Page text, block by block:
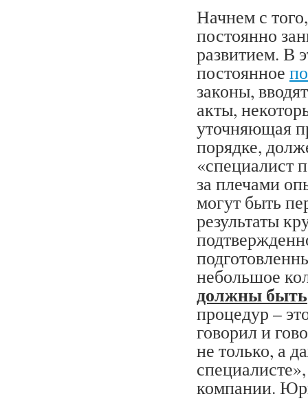
Начнем с
постоянно
развитием. В
постоянное
законы,
акты,
уточняющая
порядке,
«специалист
за плечами
могут быть
результаты
небольшое
должны быть
процедур –
говорил и
не только, а
компании.